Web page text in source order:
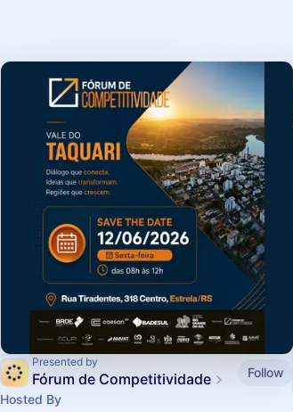
Presented by
Fórum de Competitividade
Follow
Hosted By